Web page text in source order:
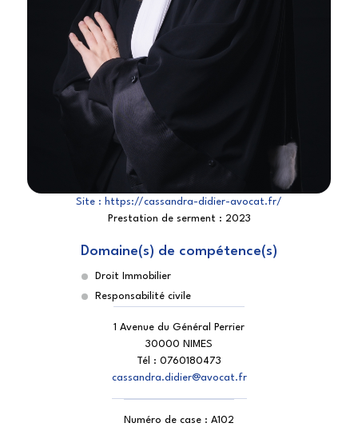
Site : https://cassandra-didier-avocat.fr/
Prestation de serment : 2023
Domaine(s) de compétence(s)
Droit Immobilier
Responsabilité civile
1 Avenue du Général Perrier
30000 NIMES
Tél : 0760180473
cassandra.didier@avocat.fr
Numéro de case : A102